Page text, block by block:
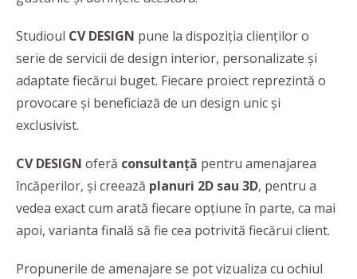
Studioul CV DESIGN pune la dispoziția clienților o
serie de servicii de design interior, personalizate și
adaptate fiecărui buget. Fiecare proiect reprezintă o
provocare și beneficiază de un design unic și
exclusivist.
CV DESIGN oferă consultanță pentru amenajarea
încăperilor, și creează planuri 2D sau 3D, pentru a
vedea exact cum arată fiecare opțiune în parte, ca mai
apoi, varianta finală să fie cea potrivită fiecărui client.
Propunerile de amenajare se pot vizualiza cu ochiul